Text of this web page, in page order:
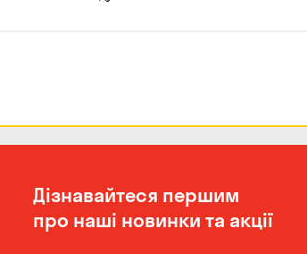
Дізнавайтеся першим
про наші новинки та акції